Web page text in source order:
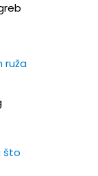
ruža
što